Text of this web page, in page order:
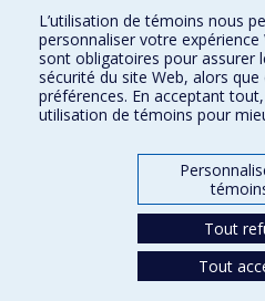
Nous trouver
Plan du site
Accessibilité
L’utilisation de témoins nous
personnaliser votre
sont obligatoires pour assurer
sécurité du site Web, alors que
préférences. En acceptant
utilisation de témoins pour
Tout
Tout